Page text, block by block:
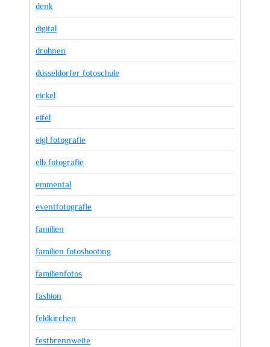
denk
digital
drohnen
düsseldorfer fotoschule
eickel
eifel
eigl fotografie
elb fotografie
emmental
eventfotografie
familien
familien fotoshooting
familienfotos
fashion
feldkirchen
festbrennweite